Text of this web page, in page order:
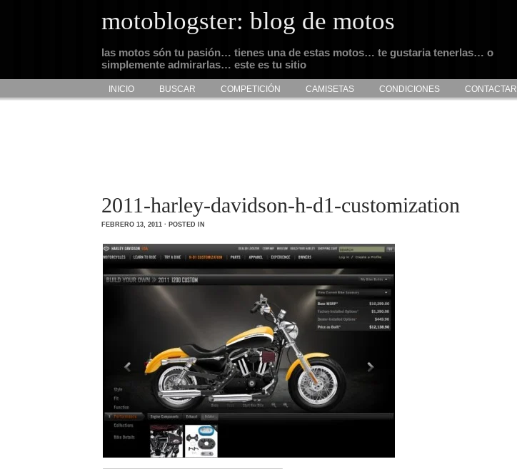
motoblogster: blog de motos
las motos són tu pasión… tienes una de estas motos… te gustaria tenerlas… o
simplemente admirarlas… este es tu sitio
INICIO BUSCAR COMPETICIÓN CAMISETAS CONDICIONES CONTACTAR
2011-harley-davidson-h-d1-customization
FEBRERO 13, 2011 · POSTED IN